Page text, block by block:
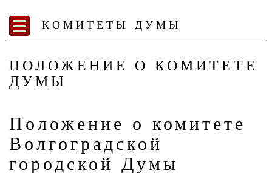
КОМИТЕТЫ ДУМЫ
ПОЛОЖЕНИЕ О КОМИТЕТЕ
ДУМЫ
Положение о комитете
Волгоградской
городской Думы